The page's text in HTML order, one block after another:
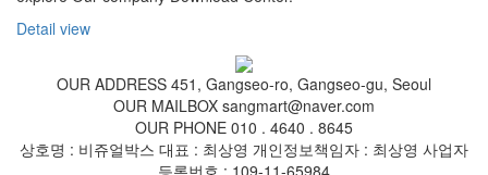
Detail view
OUR ADDRESS 451, Gangseo-ro, Gangseo-gu, Seoul
OUR MAILBOX sangmart@naver.com
OUR PHONE 010 . 4640 . 8645
상호명 : 비쥬얼박스 대표 : 최상영 개인정보책임자 : 최상영 사업자
등록번호 : 109-11-65984